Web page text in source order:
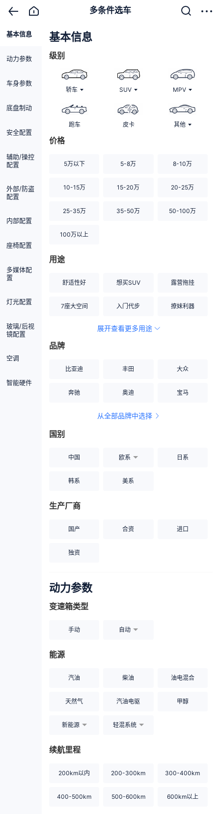
多条件选车
基本信息
动力参数
车身参数
底盘制动
安全配置
辅助/操控
配置
外部/防盗
配置
内部配置
座椅配置
多媒体配
置
灯光配置
玻璃/后视
镜配置
空调
智能硬件
基本信息
级别
轿车 SUV MPV
跑车 皮卡 其他
价格
5万以下 5-8万 8-10万
10-15万 15-20万 20-25万
25-35万 35-50万 50-100万
100万以上
用途
舒适性好 想买SUV 露营拖挂
7座大空间 入门代步 撩妹利器
空间宽敞
展开查看更多用途
品牌
比亚迪 丰田 大众
奔驰 奥迪 宝马
从全部品牌中选择
国别
中国 欧系 日系
韩系 美系
生产厂商
国产 合资 进口
独资
动力参数
变速箱类型
手动 自动
能源
汽油 柴油 油电混合
天然气 汽油电驱 甲醇
新能源 轻混系统
续航里程
200km以内 200-300km 300-400km
400-500km 500-600km 600km以上